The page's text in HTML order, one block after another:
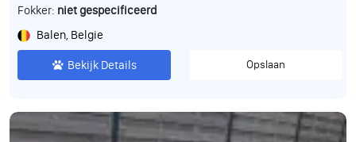
Fokker: niet gespecificeerd
Balen, Belgie
Bekijk Details Opslaan